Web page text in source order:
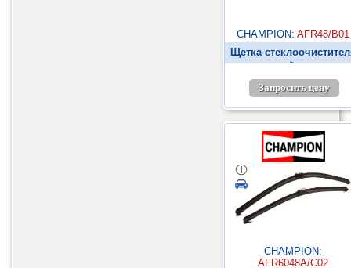
CHAMPION: AFR48/B01
Щетка
►
Запросить цену
CHAMPION:
AFR6048A/C02